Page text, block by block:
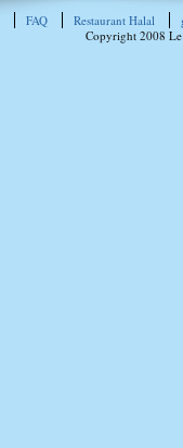
FAQ Restaurant Halal
Copyright 2008